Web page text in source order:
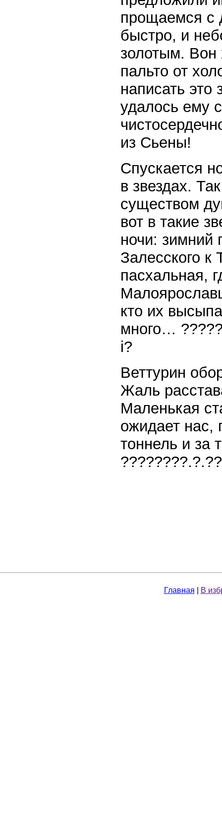
прощаемся с
быстро, и
золотым. Вон
пальто от
написать
удалось ему
из Сьены!
Спускается
в звездах.
существом
вот в такие
ночи: зимний
Залесского
пасхальная,
кто их
много…
i?
Веттурин
Жаль
Маленькая
ожидает нас,
тоннель и за
Главная В